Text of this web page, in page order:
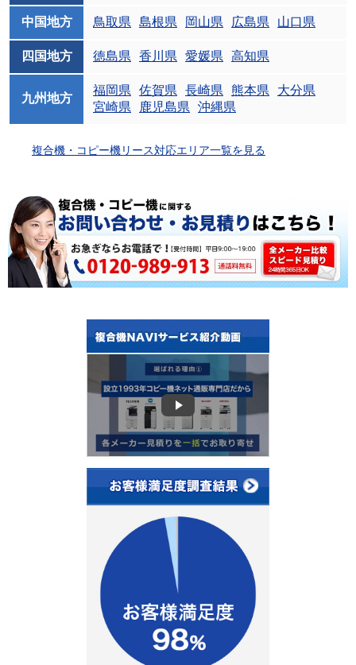
中国地方 鳥取県 島根県 岡山県 広島県 山口県
四国地方 徳島県 香川県 愛媛県 高知県
九州地方
福岡県 佐賀県 長崎県 熊本県
大分県
宮崎県
鹿児島県 沖縄県
複合機・コピー機リース対応エリア一覧を見る